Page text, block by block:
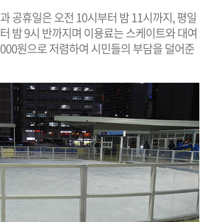
공휴일은 오전 10시부터 밤 11시까지, 평일
밤 9시 반까지며 이용료는 스케이트와 대여
원으로 저렴하여 시민들의 부담을 덜어준